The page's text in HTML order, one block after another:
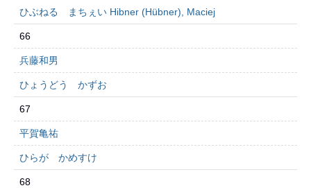
ひぶねる まちぇい Hibner (Hübner), Maciej
66
兵藤和男
ひょうどう かずお
67
平賀亀祐
ひらが かめすけ
68